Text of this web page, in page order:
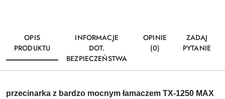
OPIS
PRODUKTU
INFORMACJE
DOT.
BEZPIECZEŃSTWA
OPINIE
(0)
ZADAJ
PYTANIE
przecinarka z bardzo mocnym łamaczem TX-1250 MAX